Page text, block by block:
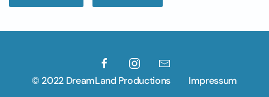
© 2022 DreamLand Productions Impressum